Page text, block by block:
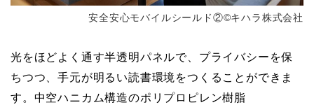
安全安心モバイルシールド②©キハラ株式会社
光をほどよく通す半透明パネルで、プライバシーを保
ちつつ、手元が明るい読書環境をつくることができま
す。中空ハニカム構造のポリプロピレン樹脂